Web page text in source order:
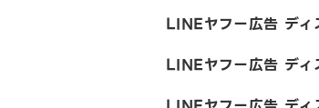
LINEヤフー広告 ディ
LINEヤフー広告 ディ